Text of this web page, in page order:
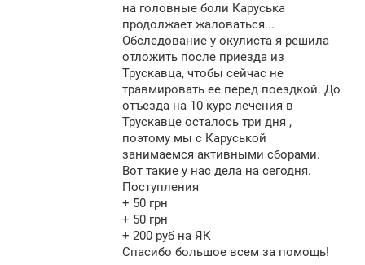
на головные боли Каруська
продолжает жаловаться...
Обследование у окулиста я решила
отложить после приезда из
Трускавца, чтобы сейчас не
травмировать ее перед поездкой. До
отъезда на 10 курс лечения в
Трускавце осталось три дня ,
поэтому мы с Каруськой
занимаемся активными сборами.
Вот такие у нас дела на сегодня.
Поступления
+ 50 грн
+ 50 грн
+ 200 руб на ЯК
Спасибо большое всем за помощь!